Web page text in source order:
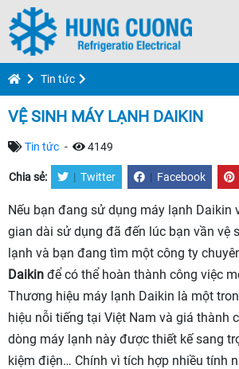
Tin tức
VỆ SINH MÁY LẠNH DAIKIN
Tin tức - 4149
Chia sẻ: | Twitter | Facebook
Nếu bạn đang sử dụng máy lạnh Daikin
gian dài sử dụng đã đến lúc bạn vần vệ
lạnh và bạn đang tìm một công ty
Daikin để có thể hoàn thành công việc
Thương hiệu máy lạnh Daikin là một
hiệu nỗi tiếng tại Việt Nam và giá thành
dòng máy lạnh này được thiết kế sang
kiệm điện… Chính vì tích hợp nhiều tính